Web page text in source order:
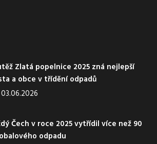
Zlatá popelnice 2025 zná nejlepší
a obce v třídění odpadů
03.06.2026
Čech v roce 2025 vytřídil více než 90
odpadu